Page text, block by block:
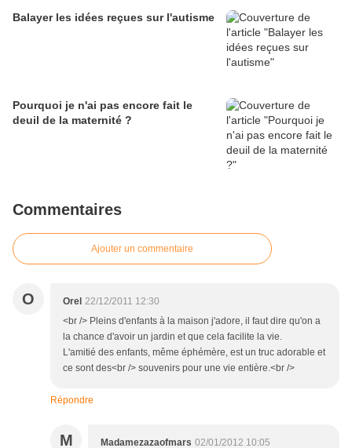
Balayer les idées reçues sur l'autisme
Pourquoi je n'ai pas encore fait le
deuil de la maternité ?
Commentaires
Ajouter un commentaire
O Orel 22/12/2011 12:30
<br /> Pleins d'enfants à la maison j'adore, il faut dire qu'on a
la chance d'avoir un jardin et que cela facilite la vie.
L'amitié des enfants, même éphémère, est un truc adorable et
ce sont des<br /> souvenirs pour une vie entière.<br />
Répondre
M Madamezazaofmars 02/01/2012 10:05